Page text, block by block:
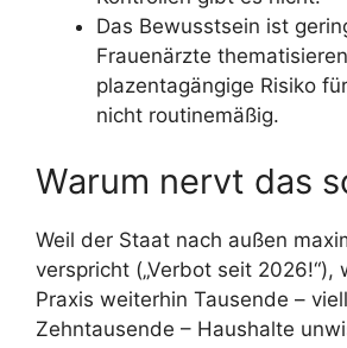
Das Bewusstsein ist
Frauenärzte
plazentagängige Risiko
nicht routinemäßig.
Warum nervt das
Weil der Staat nach außen
verspricht („Verbot seit 2026!“),
Praxis weiterhin Tausende –
Zehntausende – Haushalte